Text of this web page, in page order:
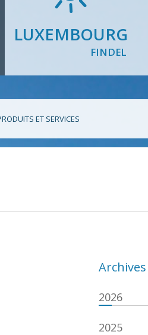
LUXEMBOURG
FINDEL
ET SERVICES
Archives
2026
2025